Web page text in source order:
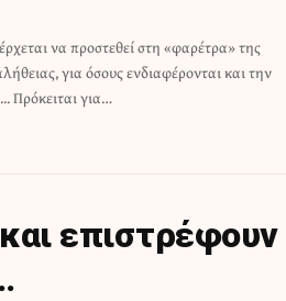
Πρόκειται για…
επιστρέφουν